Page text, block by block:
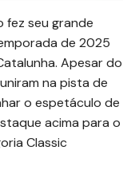
fez seu grande
de 2025
Apesar do
na pista de
o espetáculo de
acima para o
Classic